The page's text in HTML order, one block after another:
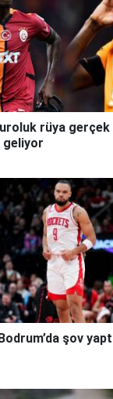
rüya gerçek
geliyor
Bodrum’da şov